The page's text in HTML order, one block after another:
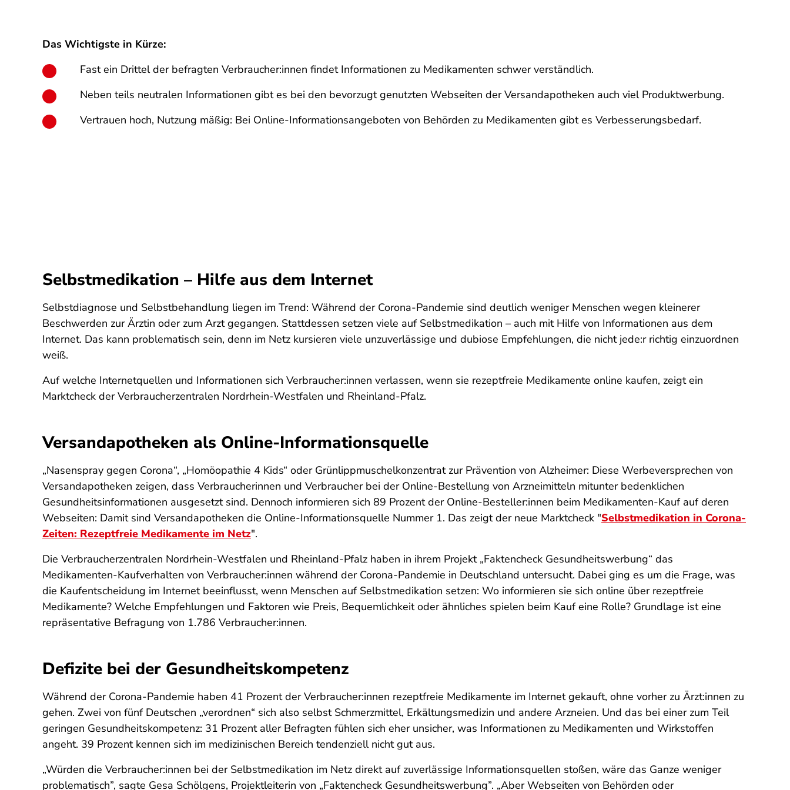
Das Wichtigste in Kürze:
Fast ein Drittel der befragten Verbraucher:innen findet Informationen zu Medikamenten schwer verständlich.
Neben teils neutralen Informationen gibt es bei den bevorzugt genutzten Webseiten der Versandapotheken auch viel Produktwerbung.
Vertrauen hoch, Nutzung mäßig: Bei Online-Informationsangeboten von Behörden zu Medikamenten gibt es Verbesserungsbedarf.
Selbstmedikation – Hilfe aus dem Internet
Selbstdiagnose und Selbstbehandlung liegen im Trend: Während der Corona-Pandemie sind deutlich weniger Menschen wegen kleinerer
Beschwerden zur Ärztin oder zum Arzt gegangen. Stattdessen setzen viele auf Selbstmedikation – auch mit Hilfe von Informationen aus dem
Internet. Das kann problematisch sein, denn im Netz kursieren viele unzuverlässige und dubiose Empfehlungen, die nicht jede:r richtig einzuordnen
weiß.
Auf welche Internetquellen und Informationen sich Verbraucher:innen verlassen, wenn sie rezeptfreie Medikamente online kaufen, zeigt ein
Marktcheck der Verbraucherzentralen Nordrhein-Westfalen und Rheinland-Pfalz.
Versandapotheken als Online-Informationsquelle
„Nasenspray gegen Corona“, „Homöopathie 4 Kids“ oder Grünlippmuschelkonzentrat zur Prävention von Alzheimer: Diese Werbeversprechen von
Versandapotheken zeigen, dass Verbraucherinnen und Verbraucher bei der Online-Bestellung von Arzneimitteln mitunter bedenklichen
Gesundheitsinformationen ausgesetzt sind. Dennoch informieren sich 89 Prozent der Online-Besteller:innen beim Medikamenten-Kauf auf deren
Webseiten: Damit sind Versandapotheken die Online-Informationsquelle Nummer 1. Das zeigt der neue Marktcheck "Selbstmedikation in Corona-
Zeiten: Rezeptfreie Medikamente im Netz".
Die Verbraucherzentralen Nordrhein-Westfalen und Rheinland-Pfalz haben in ihrem Projekt „Faktencheck Gesundheitswerbung“ das
Medikamenten-Kaufverhalten von Verbraucher:innen während der Corona-Pandemie in Deutschland untersucht. Dabei ging es um die Frage, was
die Kaufentscheidung im Internet beeinflusst, wenn Menschen auf Selbstmedikation setzen: Wo informieren sie sich online über rezeptfreie
Medikamente? Welche Empfehlungen und Faktoren wie Preis, Bequemlichkeit oder ähnliches spielen beim Kauf eine Rolle? Grundlage ist eine
repräsentative Befragung von 1.786 Verbraucher:innen.
Defizite bei der Gesundheitskompetenz
Während der Corona-Pandemie haben 41 Prozent der Verbraucher:innen rezeptfreie Medikamente im Internet gekauft, ohne vorher zu Ärzt:innen zu
gehen. Zwei von fünf Deutschen „verordnen“ sich also selbst Schmerzmittel, Erkältungsmedizin und andere Arzneien. Und das bei einer zum Teil
geringen Gesundheitskompetenz: 31 Prozent aller Befragten fühlen sich eher unsicher, was Informationen zu Medikamenten und Wirkstoffen
angeht. 39 Prozent kennen sich im medizinischen Bereich tendenziell nicht gut aus.
„Würden die Verbraucher:innen bei der Selbstmedikation im Netz direkt auf zuverlässige Informationsquellen stoßen, wäre das Ganze weniger
problematisch”, sagte Gesa Schölgens, Projektleiterin von „Faktencheck Gesundheitswerbung”. „Aber Webseiten von Behörden oder